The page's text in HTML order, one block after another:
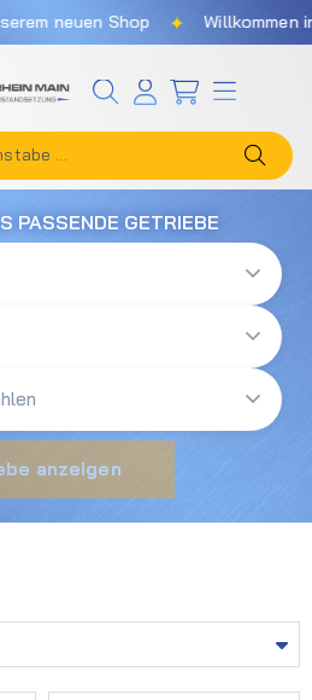
neuen Shop ✦ Willkommen
PASSENDE GETRIEBE
anzeigen